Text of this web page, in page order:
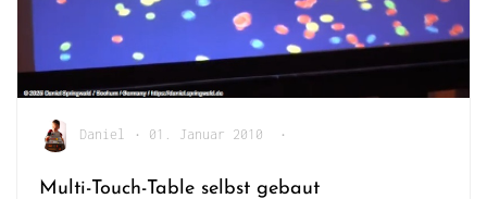
Daniel • 01. Januar 2010 •
Multi-Touch-Table selbst gebaut